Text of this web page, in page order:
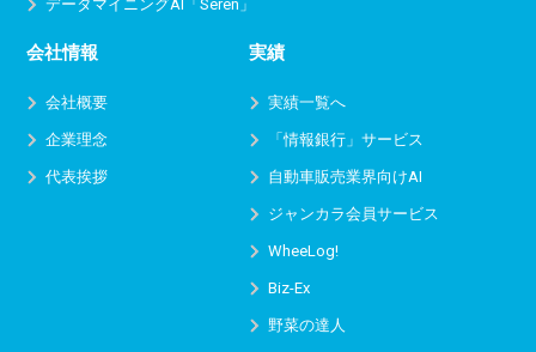
データマイニングAI「Seren」
会社情報
会社概要
企業理念
代表挨拶
実績
実績一覧へ
「情報銀行」サービス
自動車販売業界向けAI
ジャンカラ会員サービス
WheeLog!
Biz-Ex
野菜の達人